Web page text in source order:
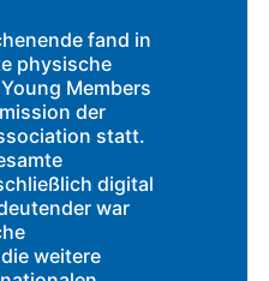
fand in
physische
Members
der
statt.
digital
war
weitere